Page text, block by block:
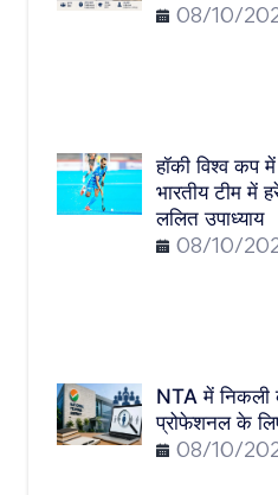
08/10/
हॉकी विश्व कप
भारतीय टीम में
ललित उपाध्याय
08/10/
NTA में निकली
प्रोफेशनल के
08/10/